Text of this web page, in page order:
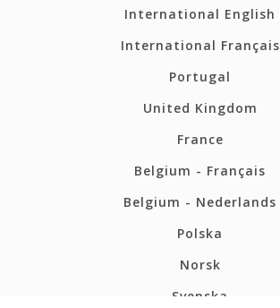
International English
International Français
Portugal
United Kingdom
France
Belgium - Français
Belgium - Nederlands
Polska
Norsk
Svenska